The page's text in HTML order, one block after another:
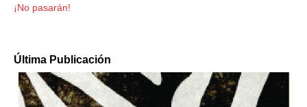
¡No pasarán!
Última Publicación